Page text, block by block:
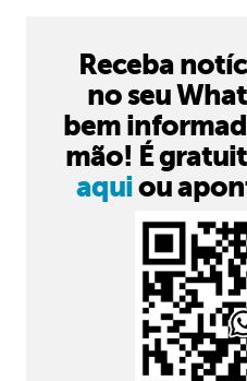
Receba
no seu
bem
mão! É
aquiou